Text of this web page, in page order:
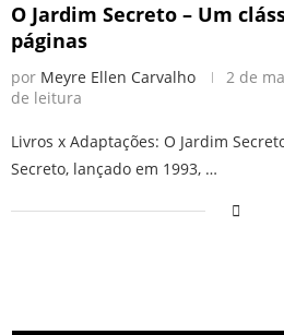
O Jardim Secreto – Um
páginas
por Meyre Ellen Carvalho 2 de
de leitura
Livros x Adaptações: O Jardim
Secreto, lançado em 1993, …